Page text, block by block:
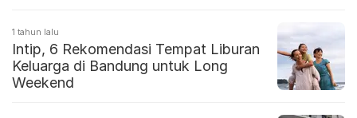
1 tahun lalu
Intip, 6 Rekomendasi Tempat Liburan
Keluarga di Bandung untuk Long
Weekend